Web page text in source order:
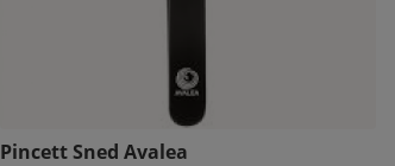
Pincett Sned Avalea